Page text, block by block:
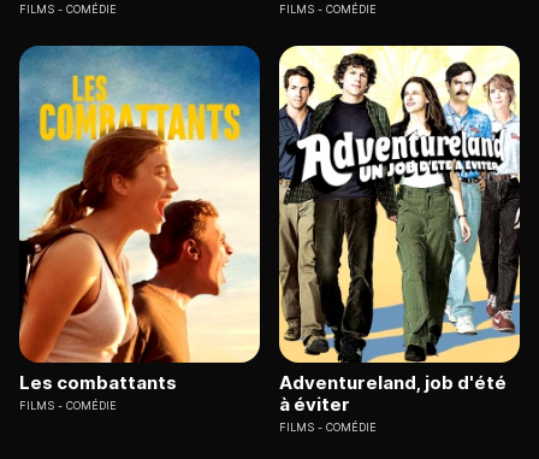
FILMS COMÉDIE FILMS COMÉDIE
Les combattants
FILMS COMÉDIE
Adventureland, job d'été
à éviter
FILMS COMÉDIE